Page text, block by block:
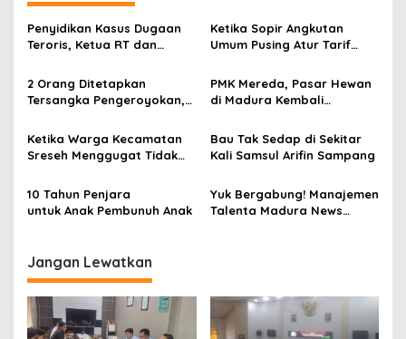
Penyidikan Kasus Dugaan
Teroris, Ketua RT dan
Densus 88
Ketika Sopir Angkutan
Umum Pusing Atur Tarif
2 Orang Ditetapkan
Tersangka Pengeroyokan,
Polres Sampang Tangkap 2
Terduga Lagi yang juga
PMK Mereda, Pasar Hewan
di Madura Kembali
Ketika Warga Kecamatan
Sreseh Menggugat Tidak
Agustusan Tahun 2022
Bau Tak Sedap di Sekitar
Kali Samsul Arifin Sampang
10 Tahun Penjara
untuk Anak Pembunuh Anak
Yuk Bergabung! Manajemen
Talenta Madura News
Jangan Lewatkan